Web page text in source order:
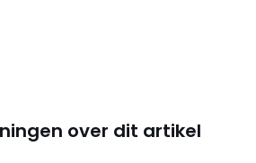
over dit artikel